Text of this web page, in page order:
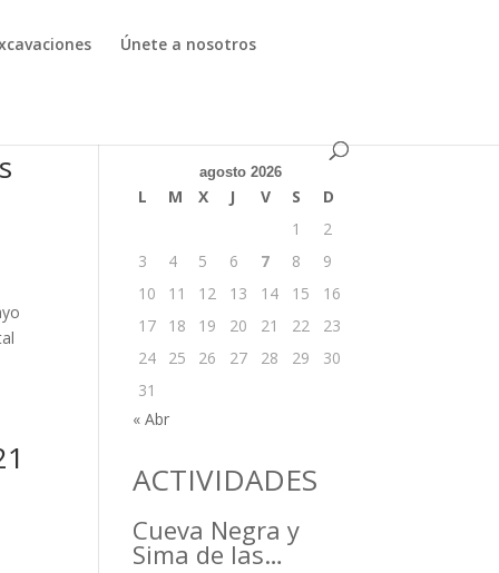
Únete a nosotros
agosto 2026
L M X J V S
D
1
2
3
4 5 6 7 8
9
10
11 12 13 14 15
16
17
18 19 20 21 22
23
24
25 26 27 28 29
30
31
« Abr
ACTIVIDADES
Cueva Negra y
Sima de las